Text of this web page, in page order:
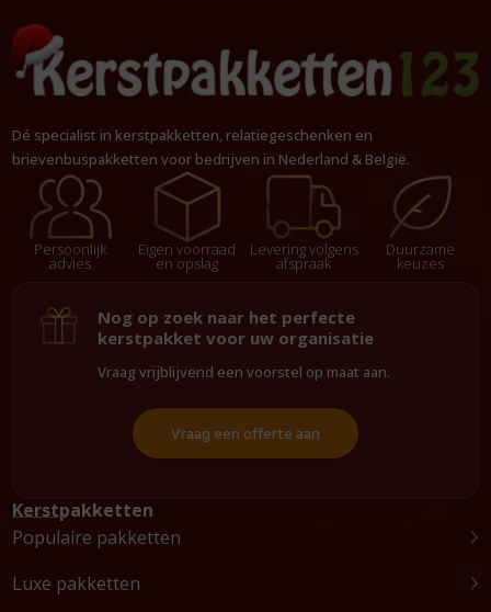
Dé specialist in kerstpakketten, relatiegeschenken en
brievenbuspakketten voor bedrijven in Nederland & België.
Persoonlijk
advies
Eigen voorraad
en opslag
Levering volgens
afspraak
Duurzame
keuzes
Nog op zoek naar het perfecte
kerstpakket voor uw organisatie
Vraag vrijblijvend een voorstel op maat aan.
Vraag een offerte aan
Kerstpakketten
Populaire pakketten
Luxe pakketten